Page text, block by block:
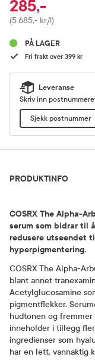
Pris
285,-
(5 685,- kr/l)
PÅ LAGER
Fri frakt over 399 kr
Leveranse
Skriv inn
Sjekk postnummer
PRODUKTINFO
COSRX The Alpha-
serum som bidrar til
redusere utseendet
hyperpigmentering.
COSRX The Alpha-
blant annet
Acetylglucosamine
pigmentflekker.
hudtonen og
inneholder i tillegg
ingredienser som
har en lett, vannaktig